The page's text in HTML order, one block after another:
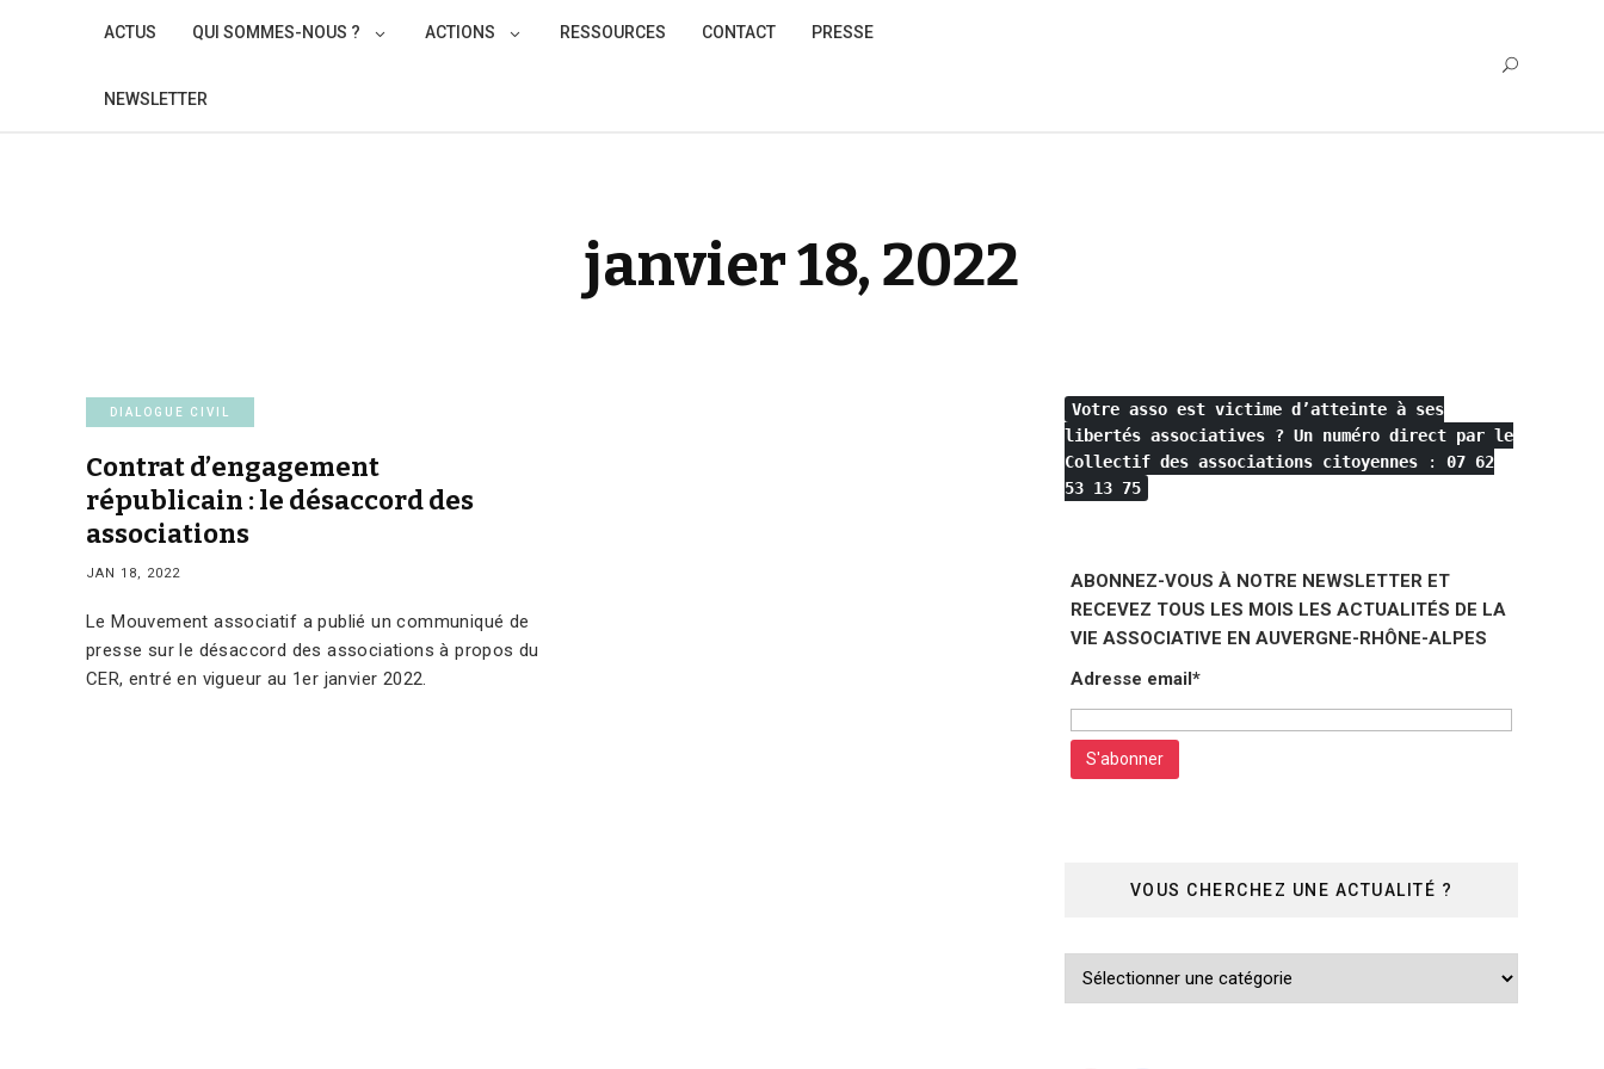
ACTUS QUI SOMMES-NOUS ? ACTIONS RESSOURCES CONTACT PRESSE
NEWSLETTER
janvier 18, 2022
DIALOGUE CIVIL
Contrat d’engagement
républicain : le désaccord des
associations
JAN 18, 2022
Le Mouvement associatif a publié un communiqué de
presse sur le désaccord des associations à propos du
CER, entré en vigueur au 1er janvier 2022.
Votre asso est victime d’atteinte à ses
libertés associatives ? Un numéro direct par le
Collectif des associations citoyennes : 07 62
53 13 75
ABONNEZ-VOUS À NOTRE NEWSLETTER ET
RECEVEZ TOUS LES MOIS LES ACTUALITÉS DE LA
VIE ASSOCIATIVE EN AUVERGNE-RHÔNE-ALPES
Adresse email*
VOUS CHERCHEZ UNE ACTUALITÉ ?
Vous